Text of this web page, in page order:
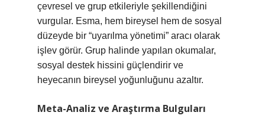
çevresel ve grup etkileriyle şekillendiğini
vurgular. Esma, hem bireysel hem de sosyal
düzeyde bir “uyarılma yönetimi” aracı olarak
işlev görür. Grup halinde yapılan okumalar,
sosyal destek hissini güçlendirir ve
heyecanın bireysel yoğunluğunu azaltır.
Meta-Analiz ve Araştırma Bulguları